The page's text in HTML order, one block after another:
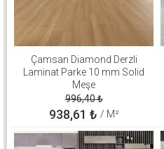
Çamsan Diamond Derzli
Laminat Parke 10 mm Solid
Meşe
996,40₺
938,61 ₺ / M²